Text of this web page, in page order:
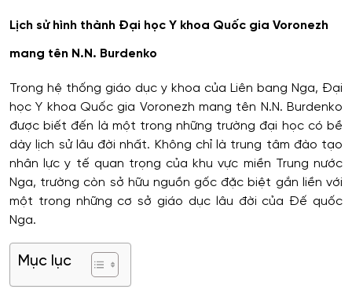
Lịch sử hình thành Đại học Y khoa Quốc gia Voronezh
mang tên N.N. Burdenko
Trong hệ thống giáo dục y khoa của Liên bang Nga, Đại
học Y khoa Quốc gia Voronezh mang tên N.N. Burdenko
được biết đến là một trong những trường đại học có bề
dày lịch sử lâu đời nhất. Không chỉ là trung tâm đào tạo
nhân lực y tế quan trọng của khu vực miền Trung nước
Nga, trường còn sở hữu nguồn gốc đặc biệt gắn liền với
một trong những cơ sở giáo dục lâu đời của Đế quốc
Nga.
Mục lục